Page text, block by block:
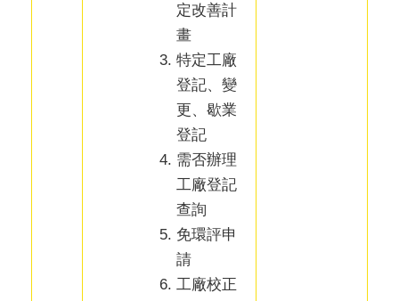
定改善計
畫
特定工廠
登記、變
更、歇業
登記
需否辦理
工廠登記
查詢
免環評申
請
工廠校正